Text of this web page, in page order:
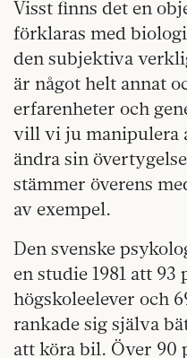
Visst finns det en
förklaras med
den subjektiva
är något helt annat
erfarenheter och
vill vi ju manipulera
ändra sin
stämmer överens
av exempel.
Den svenske
en studie 1981 att
högskoleelever och
rankade sig själva
att köra bil. Över 90